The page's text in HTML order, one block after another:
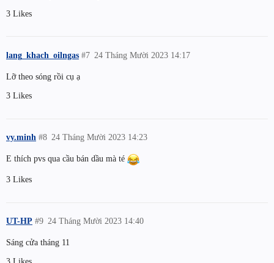
3 Likes
lang_khach_oilngas 24 Tháng Mười 2023 14:17
#7
Lỡ theo sóng rồi cụ ạ
3 Likes
vy.minh 24 Tháng Mười 2023 14:23
#8
E thích pvs qua cầu bán dầu mà té
3 Likes
UT-HP 24 Tháng Mười 2023 14:40
#9
Sáng cửa tháng 11